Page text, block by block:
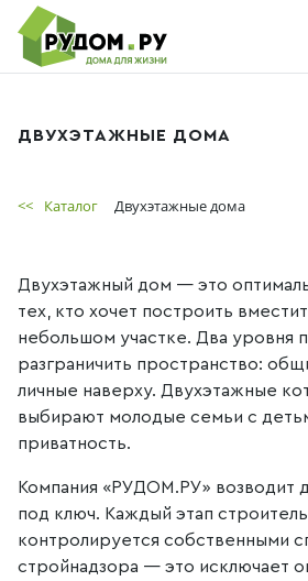
ДВУХЭТАЖНЫЕ ДОМА
<< Каталог Двухэтажные дома
Двухэтажный дом — это
тех, кто хочет построить
небольшом участке. Два уровня
разграничить пространство:
личные наверху. Двухэтажные
выбирают молодые семьи с
приватность.
Компания «РУДОМ.РУ» возводит
под ключ. Каждый этап
контролируется собственными
стройнадзора — это исключает